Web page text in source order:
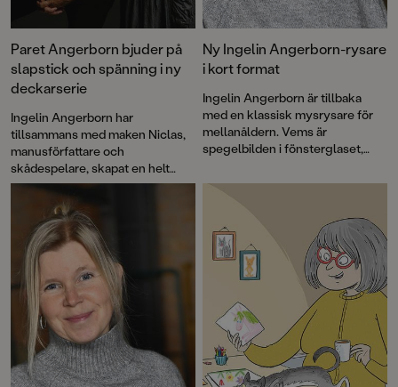
Paret Angerborn bjuder på
slapstick och spänning i ny
deckarserie
Ingelin Angerborn har
tillsammans med maken Niclas,
manusförfattare och
skådespelare, skapat en helt
ny deckarserie: "Världens
sämsta detektiver". Den första
boken i serien,
händerna
, bjuder på fniss, knas,
lagom spänning och full fart. För
illustrationerna står Sandra
Fröjd.
Ny Ingelin Angerborn-rysare
i kort format
Ingelin Angerborn är tillbaka
med en klassisk mysrysare för
mellanåldern. Vems är
spegelbilden i fönsterglaset,
glänt och vad är det för märkliga
illustrationerna är signerade Lina
Blixt.